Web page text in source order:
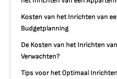
Kosten van het Inrichten van
Budgetplanning
De Kosten van het Inrichten
Verwachten?
Tips voor het Optimaal